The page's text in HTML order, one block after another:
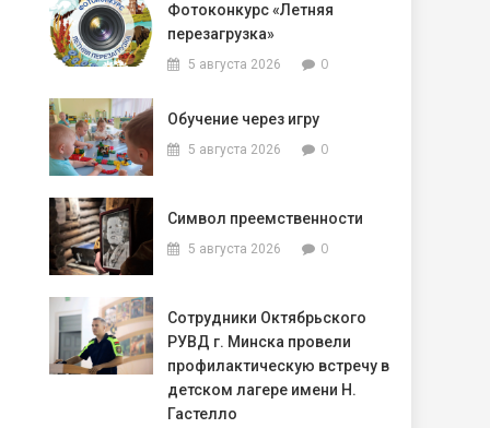
Фотоконкурс «Летняя
перезагрузка»
5 августа 2026 0
Обучение через игру
5 августа 2026 0
Символ преемственности
5 августа 2026 0
Сотрудники Октябрьского
РУВД г. Минска провели
профилактическую встречу в
детском лагере имени Н.
Гастелло